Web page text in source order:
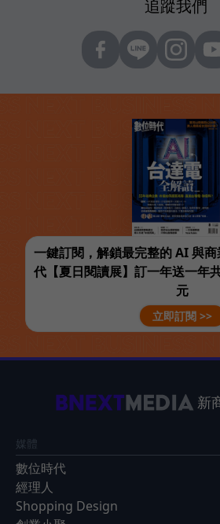
追蹤我們
一鍵訂閱，解鎖最完整的 AI 與
代【夏日閱讀展】訂一年送一年
元
立即訂閱 >>
新
媒體
數位時代
經理人
Shopping Design